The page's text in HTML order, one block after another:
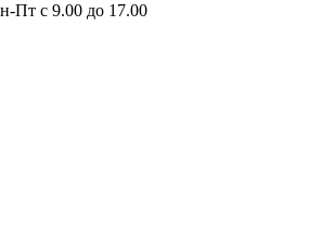
Пт с 9.00 до 17.00